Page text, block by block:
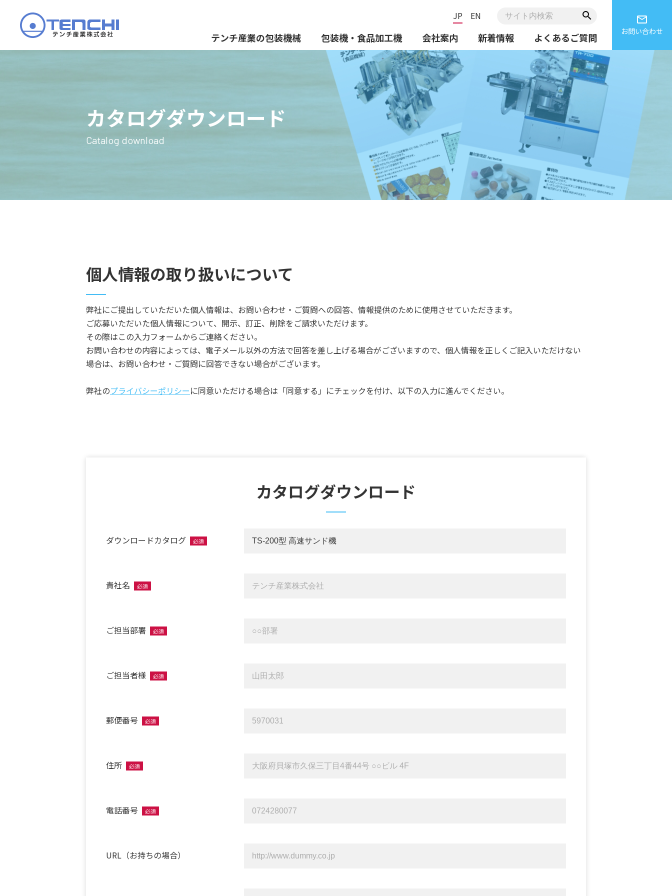
テンチ産業の包装機械 包装機・食品加工機 会社案内 新着情報 よくあるご質問
email
お問い合わせ
JP EN search
カタログダウンロード
Catalog download
個人情報の取り扱いについて
弊社にご提出していただいた個人情報は、お問い合わせ・ご質問への回答、情報提供のために使用させていただきます。
ご応募いただいた個人情報について、開示、訂正、削除をご請求いただけます。
その際はこの入力フォームからご連絡ください。
お問い合わせの内容によっては、電子メール以外の方法で回答を差し上げる場合がございますので、個人情報を正しくご記入いただけない
場合は、お問い合わせ・ご質問に回答できない場合がございます。
弊社のプライバシーポリシーに同意いただける場合は「同意する」にチェックを付け、以下の入力に進んでください。
カタログダウンロード
ダウンロードカタログ 必須
貴社名 必須
ご担当部署 必須
ご担当者様 必須
郵便番号 必須
住所 必須
電話番号 必須
URL（お持ちの場合）